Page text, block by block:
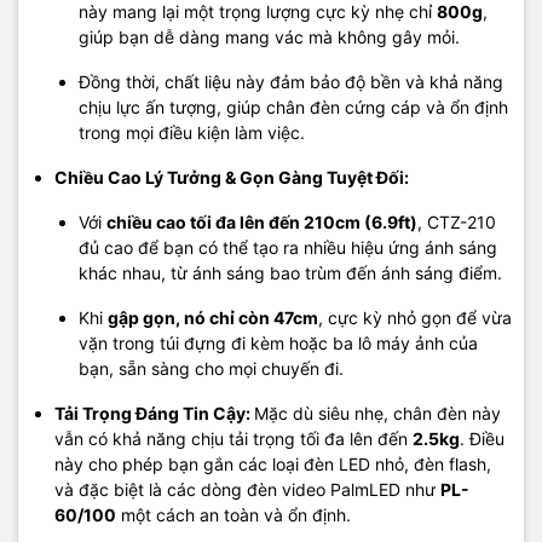
này mang lại một trọng lượng cực kỳ nhẹ chỉ800g,
giúp bạn dễ dàng mang vác mà không gây mỏi.
Đồng thời, chất liệu này đảm bảo độ bền và khả năng
chịu lực ấn tượng, giúp chân đèn cứng cáp và ổn định
trong mọi điều kiện làm việc.
Chiều Cao Lý Tưởng & Gọn Gàng Tuyệt Đối:
Với chiều cao tối đa lên đến 210cm (6.9ft), CTZ-210
đủ cao để bạn có thể tạo ra nhiều hiệu ứng ánh sáng
khác nhau, từ ánh sáng bao trùm đến ánh sáng điểm.
Khi gập gọn, nó chỉ còn 47cm, cực kỳ nhỏ gọn để vừa
vặn trong túi đựng đi kèm hoặc ba lô máy ảnh của
bạn, sẵn sàng cho mọi chuyến đi.
Tải Trọng Đáng Tin Cậy: Mặc dù siêu nhẹ, chân đèn này
vẫn có khả năng chịu tải trọng tối đa lên đến 2.5kg. Điều
này cho phép bạn gắn các loại đèn LED nhỏ, đèn flash,
và đặc biệt là các dòng đèn video PalmLED như PL-
60/100 một cách an toàn và ổn định.